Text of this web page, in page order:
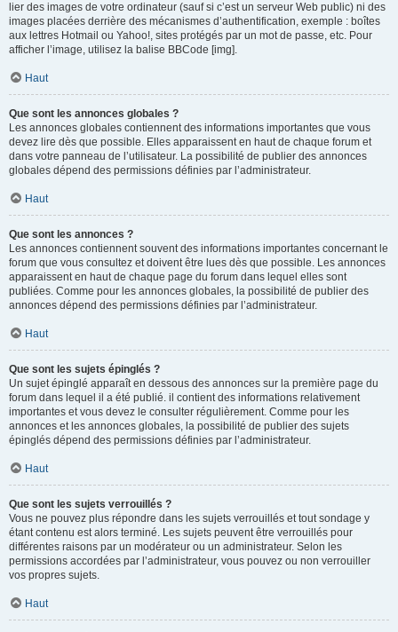
lier des images de votre ordinateur (sauf si c’est un serveur Web public) ni des
images placées derrière des mécanismes d’authentification, exemple : boîtes
aux lettres Hotmail ou Yahoo!, sites protégés par un mot de passe, etc. Pour
afficher l’image, utilisez la balise BBCode [img].
Haut
Que sont les annonces globales ?
Les annonces globales contiennent des informations importantes que vous
devez lire dès que possible. Elles apparaissent en haut de chaque forum et
dans votre panneau de l’utilisateur. La possibilité de publier des annonces
globales dépend des permissions définies par l’administrateur.
Haut
Que sont les annonces ?
Les annonces contiennent souvent des informations importantes concernant le
forum que vous consultez et doivent être lues dès que possible. Les annonces
apparaissent en haut de chaque page du forum dans lequel elles sont
publiées. Comme pour les annonces globales, la possibilité de publier des
annonces dépend des permissions définies par l’administrateur.
Haut
Que sont les sujets épinglés ?
Un sujet épinglé apparaît en dessous des annonces sur la première page du
forum dans lequel il a été publié. il contient des informations relativement
importantes et vous devez le consulter régulièrement. Comme pour les
annonces et les annonces globales, la possibilité de publier des sujets
épinglés dépend des permissions définies par l’administrateur.
Haut
Que sont les sujets verrouillés ?
Vous ne pouvez plus répondre dans les sujets verrouillés et tout sondage y
étant contenu est alors terminé. Les sujets peuvent être verrouillés pour
différentes raisons par un modérateur ou un administrateur. Selon les
permissions accordées par l’administrateur, vous pouvez ou non verrouiller
vos propres sujets.
Haut